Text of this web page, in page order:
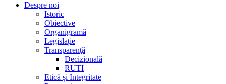
Despre noi
Istoric
Obiective
Organigramă
Legislație
Transparenţă
Decizională
RUTI
Etică și Integritate